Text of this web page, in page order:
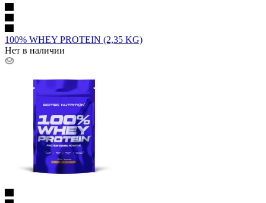
100% WHEY PROTEIN (2,35 KG)
Нет в наличии